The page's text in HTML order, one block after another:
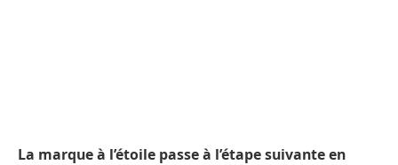
La marque à l’étoile passe à l’étape suivante en